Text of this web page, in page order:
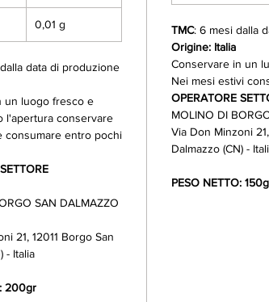
0,01 g
data di produzione
un luogo fresco e
l'apertura conservare
consumare entro pochi
SAN DALMAZZO
21, 12011 Borgo San
- Italia
200gr
TMC: 6 mesi dalla
Origine: Italia
Conservare in un
Nei mesi estivi
OPERATORE
MOLINO DI
Via Don Minzoni
Dalmazzo (CN) -
PESO NETTO: